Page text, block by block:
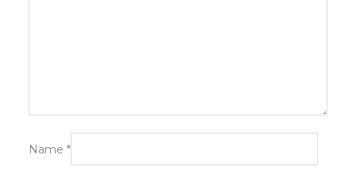
Name *